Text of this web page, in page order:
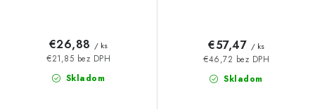
Skladom
€21,85 bez DPH
€26,88 / ks
Skladom
€46,72 bez DPH
€57,47 / ks